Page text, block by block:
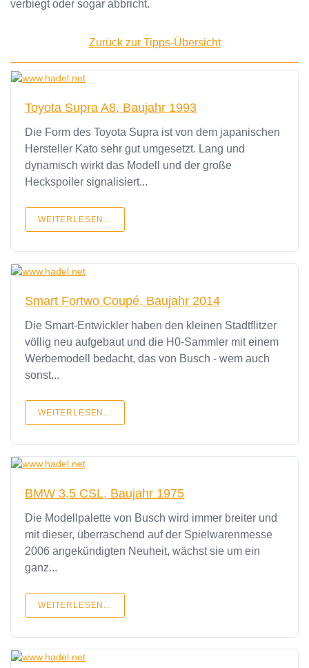
verbiegt oder sogar abbricht.
Zurück zur Tipps-Übersicht
Toyota Supra A8, Baujahr 1993
Die Form des Toyota Supra ist von dem japanischen
Hersteller Kato sehr gut umgesetzt. Lang und
dynamisch wirkt das Modell und der große
Heckspoiler signalisiert...
WEITERLESEN...
Smart Fortwo Coupé, Baujahr 2014
Die Smart-Entwickler haben den kleinen Stadtflitzer
völlig neu aufgebaut und die H0-Sammler mit einem
Werbemodell bedacht, das von Busch - wem auch
sonst...
WEITERLESEN...
BMW 3,5 CSL, Baujahr 1975
Die Modellpalette von Busch wird immer breiter und
mit dieser, überraschend auf der Spielwarenmesse
2006 angekündigten Neuheit, wächst sie um ein
ganz...
WEITERLESEN...